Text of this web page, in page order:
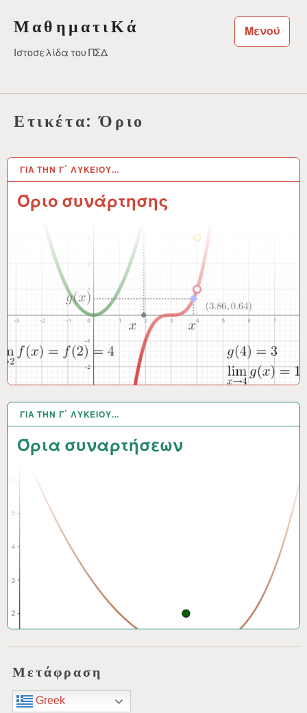
στο
περιεχόμενο
ΜαθηματιΚά
Ιστοσελίδα του ΠΣΔ
Μενού
Ετικέτα:Όριο
ΓΙΑ ΤΗΝ Γ΄ ΛΥΚΕΊΟΥ…
Όριο συνάρτησης
27 ΑΥΓ 2019
ΓΙΑ ΤΗΝ Γ΄ ΛΥΚΕΊΟΥ…
Όρια συναρτήσεων
11 ΟΚΤ 2014
Μετάφραση
Greek